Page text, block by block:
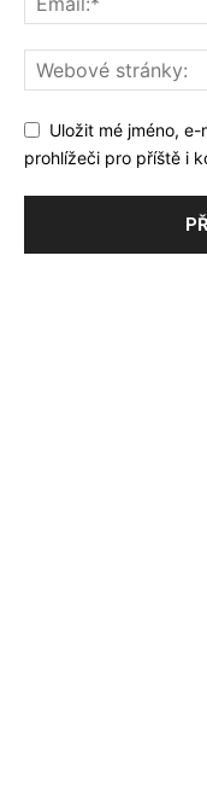
Uložit mé jméno,
prohlížeči pro příště i